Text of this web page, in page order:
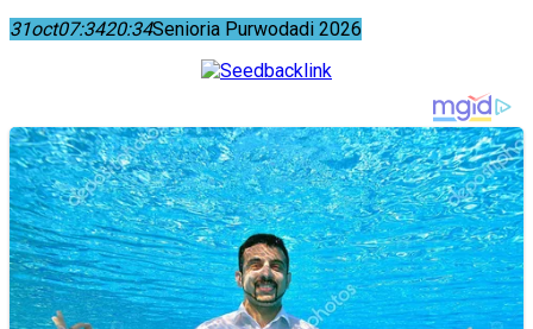
31oct07:3420:34Senioria Purwodadi 2026